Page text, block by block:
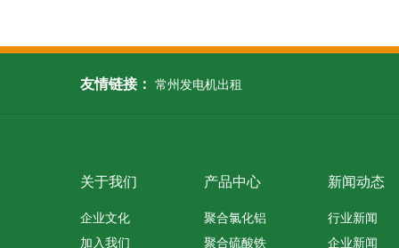
友情链接： 常州发电机出租
关于我们
企业文化
加入我们
产品中心
聚合氯化铝
聚合硫酸铁
新闻动态
行业新闻
企业新闻